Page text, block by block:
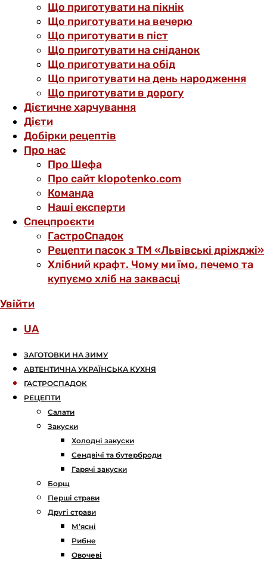
Що приготувати на пікнік
Що приготувати на вечерю
Що приготувати в піст
Що приготувати на сніданок
Що приготувати на обід
Що приготувати на день народження
Що приготувати в дорогу
Дієтичне харчування
Дієти
Добірки рецептів
Про нас
Про Шефа
Про сайт klopotenko.com
Команда
Наші експерти
Спецпроєкти
ГастроСпадок
Рецепти пасок з ТМ «Львівські дріжджі»
Хлібний крафт. Чому ми їмо, печемо та
купуємо хліб на заквасці
Увійти
UA
ЗАГОТОВКИ НА ЗИМУ
АВТЕНТИЧНА УКРАЇНСЬКА КУХНЯ
ГАСТРОСПАДОК
РЕЦЕПТИ
Салати
Закуски
Холодні закуски
Сендвічі та бутерброди
Гарячі закуски
Борщ
Перші страви
Другі страви
М’ясні
Рибне
Овочеві